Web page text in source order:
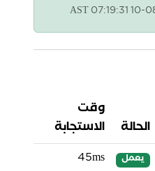
الحالة
وقت
الاستجابة
يعمل
45ms